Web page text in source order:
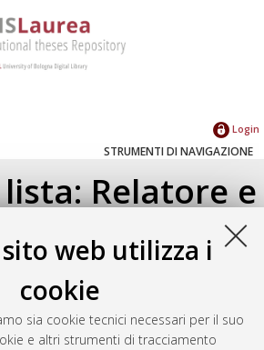
web utilizza i
cookie
sia cookie tecnici necessari per il suo
e altri strumenti di tracciamento
Login
STRUMENTI DI NAVIGAZIONE
Relatore e
sottostante.